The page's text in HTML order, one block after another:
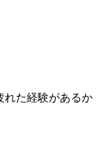
れた経験があるか